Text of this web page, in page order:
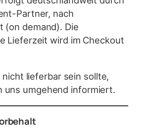
Partner, nach
(on demand). Die
Lieferzeit wird im Checkout
nicht lieferbar sein sollte,
uns umgehend informiert.